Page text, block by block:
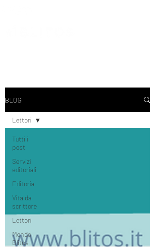
BLOG
Tutti i
post
Servizi
editoriali
Editoria
Vita da
scrittore
Lettori
Mondo
Blitos
Lettori